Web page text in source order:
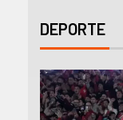
DEPORTE